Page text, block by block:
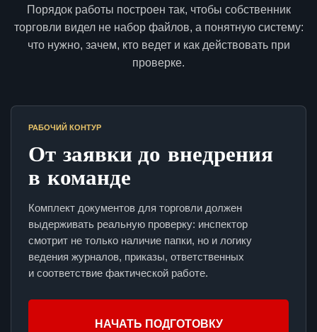
Порядок работы построен так, чтобы собственник
торговли видел не набор файлов, а понятную систему:
что нужно, зачем, кто ведет и как действовать при
проверке.
РАБОЧИЙ КОНТУР
От заявки до внедрения
в команде
Комплект документов для торговли должен
выдерживать реальную проверку: инспектор
смотрит не только наличие папки, но и логику
ведения журналов, приказы, ответственных
и соответствие фактической работе.
НАЧАТЬ ПОДГОТОВКУ